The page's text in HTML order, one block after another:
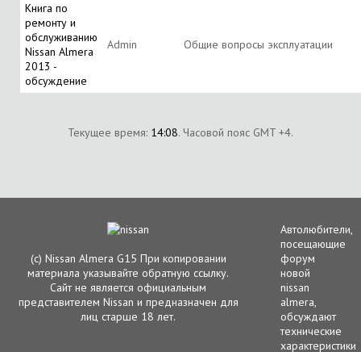
Книга по
ремонту и
обслуживанию
Nissan Almera
2013 -
обсуждение
Аdmin Общие вопросы эксплуатации
Текущее время: 14:08. Часовой пояс GMT +4.
(с) Nissan Almera G15 При копировании
материала указывайте обратную ссылку.
Сайт не является официальным
представителем Nissan и предназначен для
лиц старше 18 лет.
Автолюбители,
посещающие
форум
новой
nissan
almera,
обсуждают
технические
характеристики